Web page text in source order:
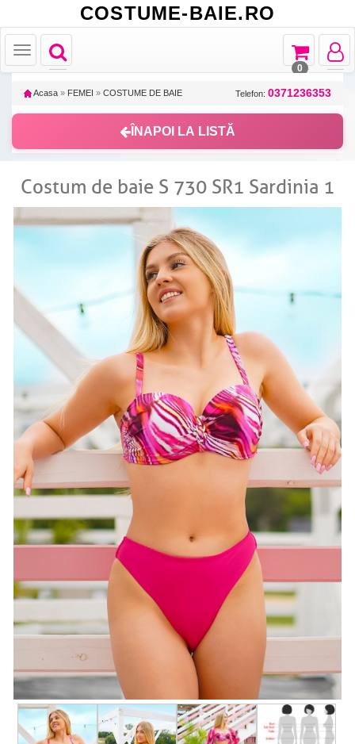
COSTUME-BAIE.RO
Toggle
navigation
Toggle
navigation
Toggle
Toggle
navigation
0
Acasa » FEMEI » COSTUME DE BAIE Telefon: 0371236353
ÎNAPOI LA LISTĂ
Costum de baie S 730 SR1 Sardinia 1